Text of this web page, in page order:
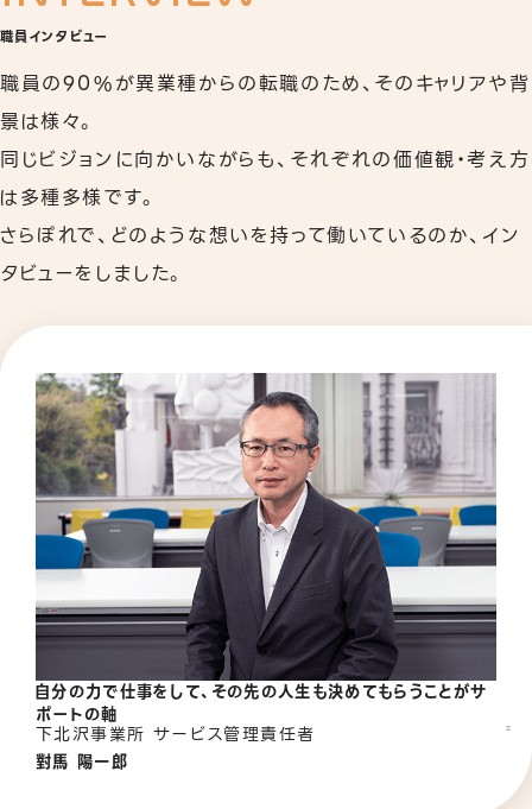
職員インタビュー
職員の90%が異業種からの転職のため、そのキャリアや背
景は様々。
同じビジョンに向かいながらも、それぞれの価値観・考え方
は多種多様です。
さらぽれで、どのような想いを持って働いているのか、イン
タビューをしました。
自分の力で仕事をして、その先の人生も決めてもらうことがサ
ポートの軸
下北沢事業所 サービス管理責任者
對馬 陽一郎